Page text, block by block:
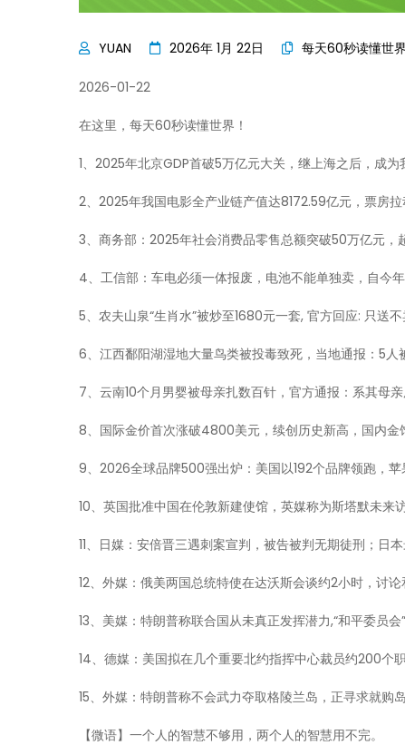
2026年 1月 22日 每天60秒读懂世界
2026-01-22
在这里，每天60秒读懂世界！
1、2025年北京GDP首破5万亿元大关，继上海之后，成为
2、2025年我国电影全产业链产值达8172.59亿元，票房拉
3、商务部：2025年社会消费品零售总额突破50万亿元，
4、工信部：车电必须一体报废，电池不能单独卖，自今年
5、农夫山泉“生肖水”被炒至1680元一套, 官方回应: 只送不
6、江西鄱阳湖湿地大量鸟类被投毒致死，当地通报：5人
7、云南10个月男婴被母亲扎数百针，官方通报：系其母亲
8、国际金价首次涨破4800美元，续创历史新高，国内金
9、2026全球品牌500强出炉：美国以192个品牌领跑，
10、英国批准中国在伦敦新建使馆，英媒称为斯塔默未来
11、日媒：安倍晋三遇刺案宣判，被告被判无期徒刑；日
12、外媒：俄美两国总统特使在达沃斯会谈约2小时，讨
13、美媒：特朗普称联合国从未真正发挥潜力,“和平委员
14、德媒：美国拟在几个重要北约指挥中心裁员约200个
15、外媒：特朗普称不会武力夺取格陵兰岛，正寻求就购
【微语】一个人的智慧不够用，两个人的智慧用不完。